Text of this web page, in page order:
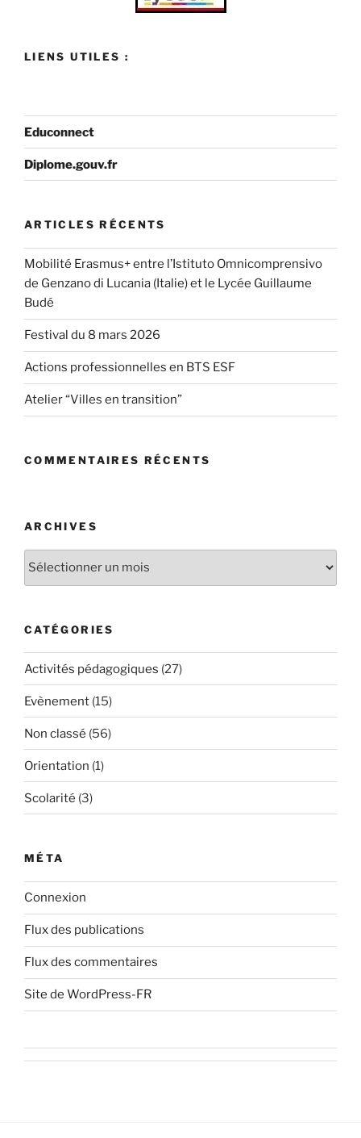
LIENS UTILES :
Educonnect
Diplome.gouv.fr
ARTICLES RÉCENTS
Mobilité Erasmus+ entre l’Istituto Omnicomprensivo
de Genzano di Lucania (Italie) et le Lycée Guillaume
Budé
Festival du 8 mars 2026
Actions professionnelles en BTS ESF
Atelier “Villes en transition”
COMMENTAIRES RÉCENTS
ARCHIVES
Archives
CATÉGORIES
Activités pédagogiques (27)
Evènement (15)
Non classé (56)
Orientation (1)
Scolarité (3)
MÉTA
Connexion
Flux des publications
Flux des commentaires
Site de WordPress-FR